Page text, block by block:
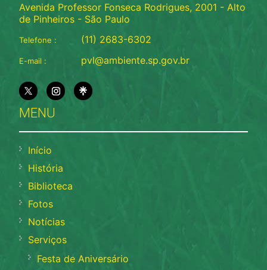
Avenida Professor Fonseca Rodrigues, 2001 - Alto
de Pinheiros - São Paulo
Telefone : (11) 2683-6302
E-mail : pvl@ambiente.sp.gov.br
MENU
Início
História
Biblioteca
Fotos
Notícias
Serviços
Festa de Aniversário